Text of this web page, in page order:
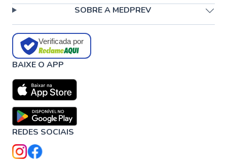
SOBRE A MEDPREV
Verificada por
BAIXE O APP
REDES SOCIAIS